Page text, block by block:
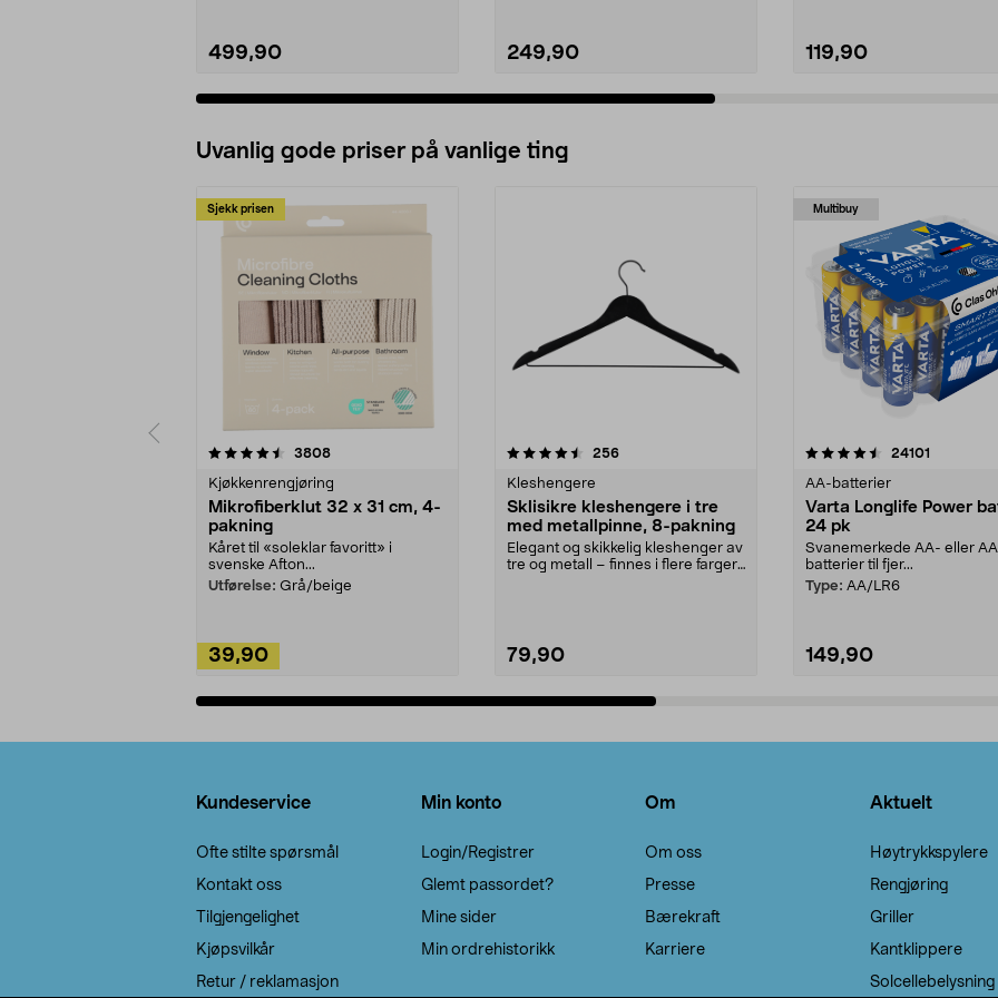
499,90 249,90 119,90
Uvanlig gode priser på vanlige ting
Sjekk prisen
3808anmeldelser
Kjøkkenrengjøring
Mikrofiberklut 32 x 31 cm, 4-
pakning
Kåret til «soleklar favoritt» i
svenske Afton...
Utførelse: Grå/beige
39,90
4.5av 5 stjerner 256anmeldelser
Kleshengere
Sklisikre kleshengere i tre
med metallpinne, 8-pakning
Elegant og skikkelig kleshenger av
tre og metall – finnes i flere farger.
79,90
Multibuy
4.5av 5 stjerner 24101
AA-batterier
Varta Longlife Power
24 pk
Svanemerkede AA- eller
batterier til fjer...
Type: AA/LR6
149,90
4.5av 5 stjerner
Kundeservice
Ofte stilte spørsmål
Kontakt oss
Tilgjengelighet
Kjøpsvilkår
Retur / reklamasjon
Min konto
Login/Registrer
Glemt passordet?
Mine sider
Min ordrehistorikk
Om
Om oss
Presse
Bærekraft
Karriere
Aktuelt
Høytrykkspylere
Rengjøring
Griller
Kantklippere
Solcellebelysning